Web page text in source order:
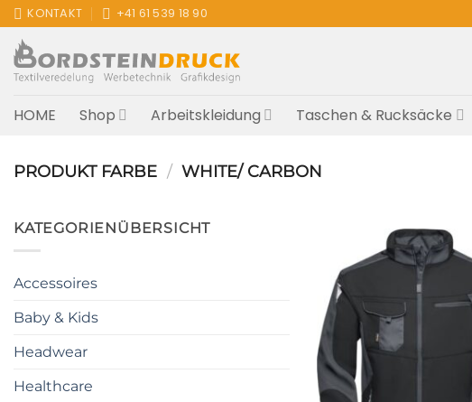
Zum
Inhalt
springen
KONTAKT +41 61 539 18 90
HOME Shop Arbeitskleidung Taschen & Rucksäcke
PRODUKT FARBE / WHITE/ CARBON
KATEGORIENÜBERSICHT
Accessoires
Baby & Kids
Headwear
Healthcare